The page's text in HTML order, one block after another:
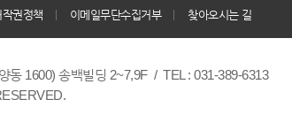
작권정책 이메일무단수집거부 찾아오시는 길
동 1600) 송백빌딩 2~7,9F / TEL : 031-389-6313